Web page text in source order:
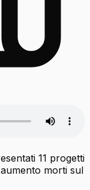
11 progetti
morti sul